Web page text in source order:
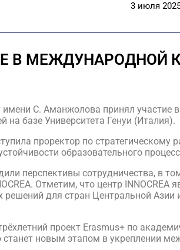
3 июля
В МЕЖДУНАРОДНОЙ
имени С. Аманжолова принял
базе Университета Генуи (Италия).
проректор по
образовательного
перспективы сотрудничества, в
Отметим, что центр
для стран Центральной
проект Erasmus+ по
станет новым этапом в укреплении